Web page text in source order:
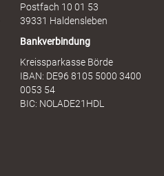
Postfach 10 01 53
39331 Haldensleben
Bankverbindung
Kreissparkasse Börde
IBAN: DE96 8105 5000 3400
0053 54
BIC: NOLADE21HDL